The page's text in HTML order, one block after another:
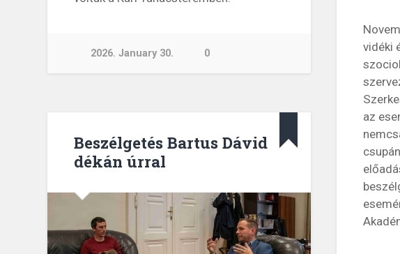
2026. January 30. 0
vidéki
az
Beszélgetés Bartus Dávid
dékán úrral